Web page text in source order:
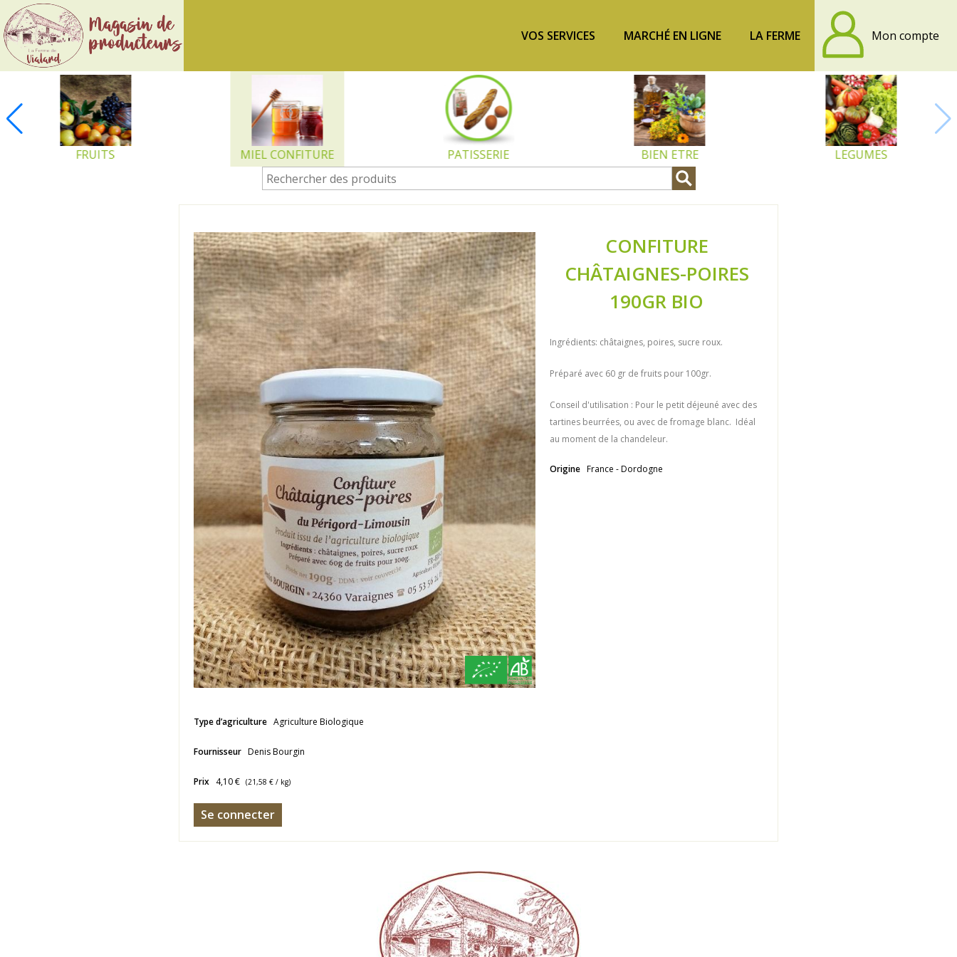
VOS SERVICES MARCHÉ EN LIGNE LA FERME Mon compte
FRUITS MIEL CONFITURE PATISSERIE BIEN ETRE LEGUMES
CONFITURE
CHÂTAIGNES-POIRES
190GR BIO
Ingrédients: châtaignes, poires, sucre roux.
Préparé avec 60 gr de fruits pour 100gr.
Conseil d'utilisation : Pour le petit déjeuné avec des
tartines beurrées, ou avec de fromage blanc. Idéal
au moment de la chandeleur.
Origine France - Dordogne
Type d’agriculture Agriculture Biologique
Fournisseur Denis Bourgin
Prix 4,10 € (21,58 € / kg)
Se connecter